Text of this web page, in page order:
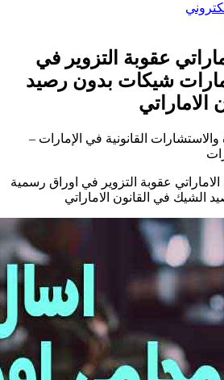
عقوبة التزوير في
شيكات بدون رصيد
الاماراتي
القانونية في الإمارات –
الاماراتي عقوبة التزوير في اوراق رسمية
الشيك في القانون الاماراتي